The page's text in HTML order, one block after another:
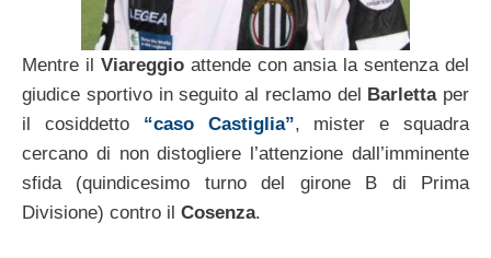
Mentre il Viareggio attende con ansia la sentenza del
giudice sportivo in seguito al reclamo del Barletta per
il cosiddetto “caso Castiglia”, mister e squadra
cercano di non distogliere l’attenzione dall’imminente
sfida (quindicesimo turno del girone B di Prima
Divisione) contro il Cosenza.